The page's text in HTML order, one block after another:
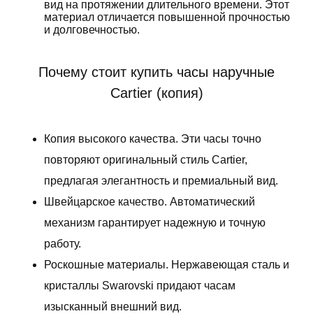
вид на протяжении длительного времени. Этот
материал отличается повышенной прочностью
и долговечностью.
Почему стоит купить часы наручные
Cartier (копия)
Копия высокого качества. Эти часы точно
повторяют оригинальный стиль Cartier,
предлагая элегантность и премиальный вид.
Швейцарское качество. Автоматический
механизм гарантирует надежную и точную
работу.
Роскошные материалы. Нержавеющая сталь и
кристаллы Swarovski придают часам
изысканный внешний вид.